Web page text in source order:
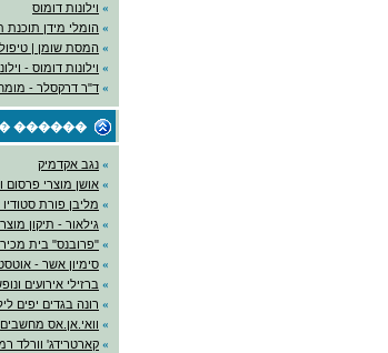
» וילונות דומוס
» הומלי מידן תוכנת
» המסת שומן |
» וילונות דומוס -
» ד"ר דרקסלר -
» נגב אקדמיק
» אושן מוצרי פרסום
» מליבן פורת סטודיו
» גילאור - תיקון
» "פרובנס" בית
» סימיון אשר -
» ברזילי אירועים
» רונה בגדים יפים
» וואי.אן.אס מחשבים
» קארטרידג' וורלד